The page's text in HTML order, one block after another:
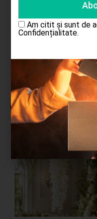
Adaugă în coș
Cele mai
Am citit și sunt de
Confidențialitate.